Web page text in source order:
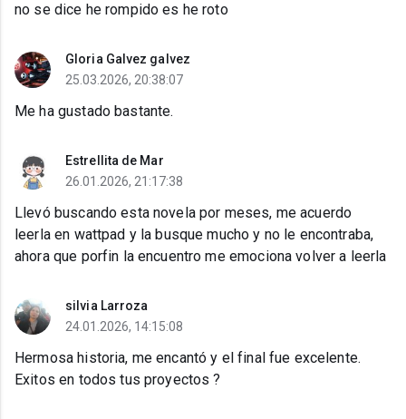
no se dice he rompido es he roto
Gloria Galvez galvez
25.03.2026, 20:38:07
Me ha gustado bastante.
Estrellita de Mar
26.01.2026, 21:17:38
Llevó buscando esta novela por meses, me acuerdo
leerla en wattpad y la busque mucho y no le encontraba,
ahora que porfin la encuentro me emociona volver a leerla
silvia Larroza
24.01.2026, 14:15:08
Hermosa historia, me encantó y el final fue excelente.
Exitos en todos tus proyectos ?